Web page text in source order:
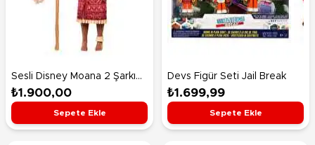
Sesli Disney Moana 2 Şarkı
Söyleyen Moana JBT37
₺1.900,00
Sepete Ekle
Devs Figür Seti Jail Break
₺1.699,99
Sepete Ekle